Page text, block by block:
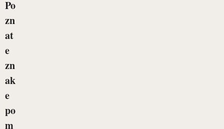
Po
zn
at
e
zn
ak
e
po
m